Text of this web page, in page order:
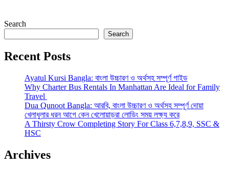
Search
Search
Recent Posts
Ayatul Kursi Bangla: বাংলা উচ্চারণ ও অর্থসহ সম্পূর্ণ গাইড
Why Charter Bus Rentals In Manhattan Are Ideal for Family
Travel
Dua Qunoot Bangla: আরবি, বাংলা উচ্চারণ ও অর্থসহ সম্পূর্ণ দোয়া
খেলাধুলার ধরন আগে কেন খেলোয়াড়রা লোডিং সময় লক্ষ্য করে
A Thirsty Crow Completing Story For Class 6,7,8,9, SSC &
HSC
Archives